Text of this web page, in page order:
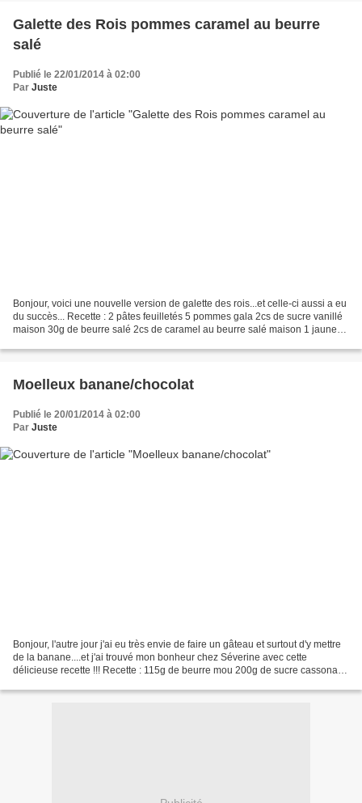
Galette des Rois pommes caramel au beurre
salé
Publié le 22/01/2014 à 02:00
Par Juste
Bonjour, voici une nouvelle version de galette des rois...et celle-ci aussi a eu
du succès... Recette : 2 pâtes feuilletés 5 pommes gala 2cs de sucre vanillé
maison 30g de beurre salé 2cs de caramel au beurre salé maison 1 jaune
Moelleux banane/chocolat
Publié le 20/01/2014 à 02:00
Par Juste
Bonjour, l'autre jour j'ai eu très envie de faire un gâteau et surtout d'y mettre
de la banane....et j'ai trouvé mon bonheur chez Séverine avec cette
délicieuse recette !!! Recette : 115g de beurre mou 200g de sucre cassonade